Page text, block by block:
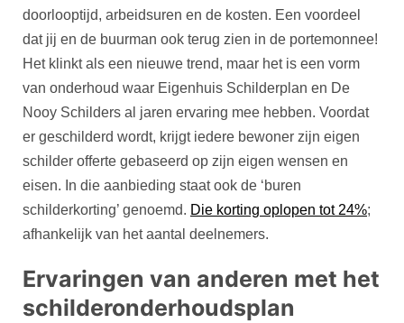
doorlooptijd, arbeidsuren en de kosten. Een voordeel
dat jij en de buurman ook terug zien in de portemonnee!
Het klinkt als een nieuwe trend, maar het is een vorm
van onderhoud waar Eigenhuis Schilderplan en De
Nooy Schilders al jaren ervaring mee hebben. Voordat
er geschilderd wordt, krijgt iedere bewoner zijn eigen
schilder offerte gebaseerd op zijn eigen wensen en
eisen. In die aanbieding staat ook de ‘buren
schilderkorting’ genoemd. Die korting oplopen tot 24%;
afhankelijk van het aantal deelnemers.
Ervaringen van anderen met het
schilderonderhoudsplan